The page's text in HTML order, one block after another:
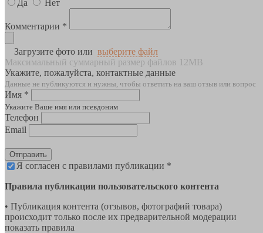
Да
Нет
Комментарии *
Загрузите фото или выберите файл
Максимальный суммарный размер файлов 12MB
Укажите, пожалуйста, контактные данные
Данные не публикуются и нужны, чтобы ответить на ваш отзыв или вопрос
Имя *
Укажите Ваше имя или псевдоним
Телефон
Email
Отправить
Я согласен с правилами публикации *
Правила публикации пользовательского контента
• Публикация контента (отзывов, фотографий товара)
происходит только после их предварительной модерации
показать правила